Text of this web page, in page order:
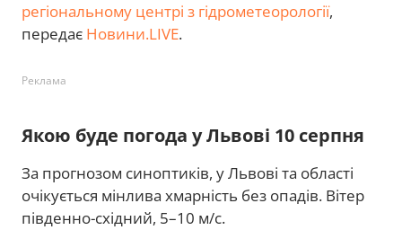
регіональному центрі з гідрометеорології,
передає Новини.LIVE.
Реклама
Якою буде погода у Львові 10 серпня
За прогнозом синоптиків, у Львові та області
очікується мінлива хмарність без опадів. Вітер
південно-східний, 5–10 м/с.